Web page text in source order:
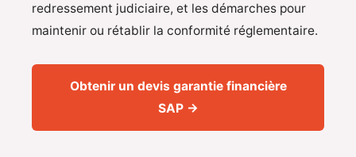
redressement judiciaire, et les démarches pour
maintenir ou rétablir la conformité réglementaire.
Obtenir un devis garantie financière
SAP →